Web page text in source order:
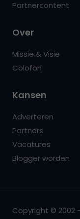
Partnercontent
Over
Missie & Visie
Colofon
Kansen
Adverteren
Partners
Vacatures
Blogger worden
Copyright © 2002